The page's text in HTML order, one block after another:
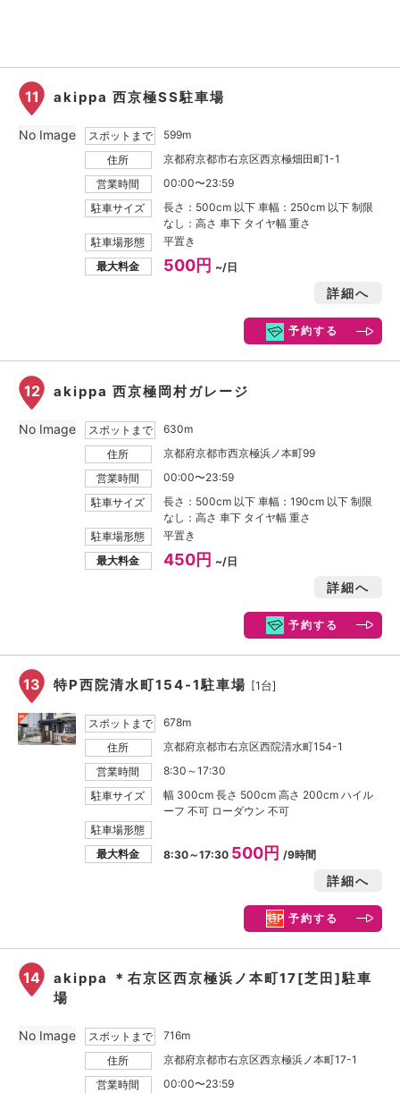
11 akippa 西京極SS駐車場
スポットまで
599m
住所
京都府京都市右京区西京極畑田町1-1
営業時間
00:00〜23:59
駐車サイズ
長さ：500cm 以下 車幅：250cm 以下 制限
なし：高さ 車下 タイヤ幅 重さ
駐車場形態
平置き
最大料金
500円 ~/日
詳細へ
予約する
No Image
12 akippa 西京極岡村ガレージ
スポットまで
630m
住所
京都府京都市西京極浜ノ本町99
営業時間
00:00〜23:59
駐車サイズ
長さ：500cm 以下 車幅：190cm 以下 制限
なし：高さ 車下 タイヤ幅 重さ
駐車場形態
平置き
最大料金
450円 ~/日
詳細へ
予約する
No Image
13 特P西院清水町154-1駐車場 [1台]
スポットまで
678m
住所
京都府京都市右京区西院清水町154-1
営業時間
8:30～17:30
駐車サイズ
幅 300cm 長さ 500cm 高さ 200cm ハイル
ーフ 不可 ローダウン 不可
駐車場形態
最大料金
8:30～17:30 500円 /9時間
詳細へ
予約する
14
akippa ＊右京区西京極浜ノ本町17[芝田]駐車
場
スポットまで
716m
住所
京都府京都市右京区西京極浜ノ本町17-1
営業時間
00:00〜23:59
No Image